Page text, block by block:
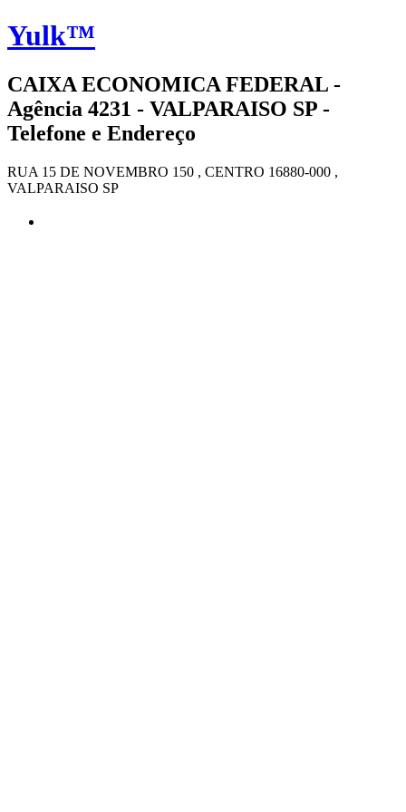
Yulk™
CAIXA ECONOMICA FEDERAL -
Agência 4231 - VALPARAISO SP -
Telefone e Endereço
RUA 15 DE NOVEMBRO 150 , CENTRO 16880-000 ,
VALPARAISO SP